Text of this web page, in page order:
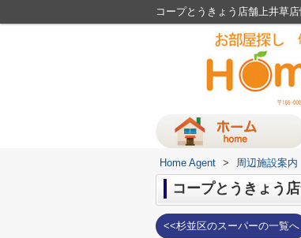
コープとうきょう店舗上井草
Home Agent > 周辺施設案内
コープとうきょう
<<杉並区のスーパーの一覧へ